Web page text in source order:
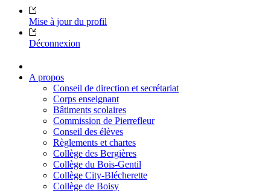
Mise à jour du profil
Déconnexion
A propos
Conseil de direction et secrétariat
Corps enseignant
Bâtiments scolaires
Commission de Pierrefleur
Conseil des élèves
Règlements et chartes
Collège des Bergières
Collège du Bois-Gentil
Collège City-Blécherette
Collège de Boisy